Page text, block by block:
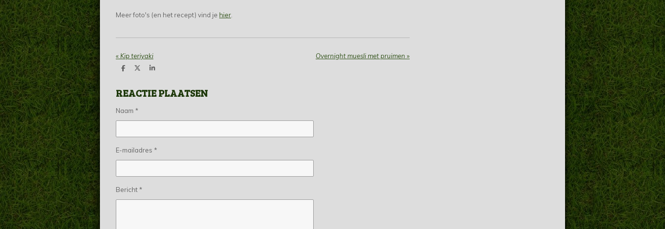
Meer foto's (en het recept) vind je hier.
« Kip teriyaki Overnight muesli met pruimen »
D
e
n
D
l
S
r
e
REACTIE PLAATSEN
Naam *
E-mailadres *
Bericht *